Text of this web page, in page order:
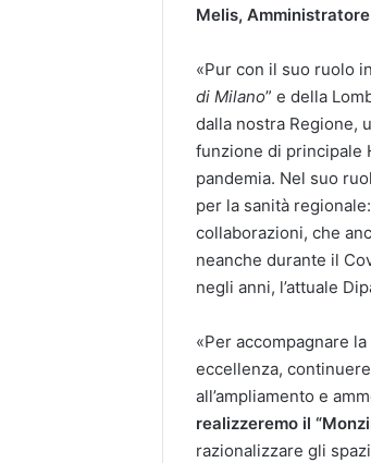
Melis,
«Pur con il suo ruolo
di Milano” e della
dalla nostra Regione,
funzione di principale
pandemia. Nel suo
per la sanità
collaborazioni, che
neanche durante il
negli anni, l’attuale
«Per accompagnare
eccellenza,
all’ampliamento e
realizzeremo il
razionalizzare gli